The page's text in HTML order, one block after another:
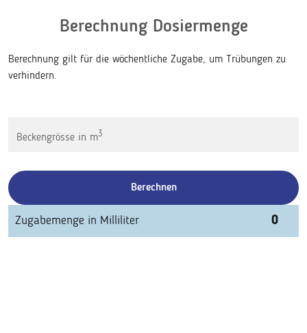
Berechnung Dosiermenge
Berechnung gilt für die wöchentliche Zugabe, um Trübungen zu
verhindern.
Beckengrösse in m3
Berechnen
Zugabemenge in Milliliter 0